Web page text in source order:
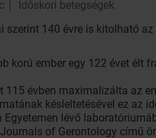
Időskori betegségek
szerint 140 évre is kitolható
korú ember egy 122 évet élt
évben maximalizálta az
késleltetésével ez az
lévő
of Gerontology című